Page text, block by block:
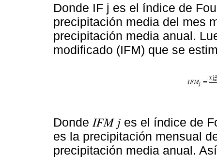
Donde IF j es el índice de
precipitación media del mes
precipitación media anual.
modificado (IFM) que se
Donde 𝐼𝐹𝑀 𝑗 es el índice de
es la precipitación mensual
precipitación media anual.